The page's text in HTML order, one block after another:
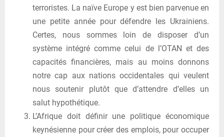
terroristes. La naïve Europe y est bien parvenue en
une petite année pour défendre les Ukrainiens.
Certes, nous sommes loin de disposer d’un
système intégré comme celui de l’OTAN et des
capacités financières, mais au moins donnons
notre cap aux nations occidentales qui veulent
nous soutenir plutôt que d’attendre d’elles un
salut hypothétique.
L’Afrique doit définir une politique économique
keynésienne pour créer des emplois, pour occuper